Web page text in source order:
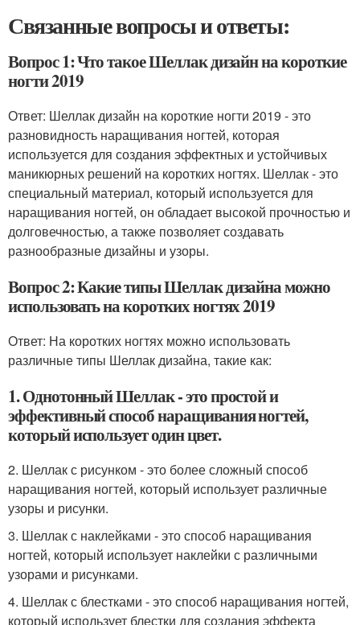
Связанные вопросы и ответы:
Вопрос 1: Что такое Шеллак дизайн на короткие
ногти 2019
Ответ: Шеллак дизайн на короткие ногти 2019 - это
разновидность наращивания ногтей, которая
используется для создания эффектных и устойчивых
маникюрных решений на коротких ногтях. Шеллак - это
специальный материал, который используется для
наращивания ногтей, он обладает высокой прочностью и
долговечностью, а также позволяет создавать
разнообразные дизайны и узоры.
Вопрос 2: Какие типы Шеллак дизайна можно
использовать на коротких ногтях 2019
Ответ: На коротких ногтях можно использовать
различные типы Шеллак дизайна, такие как:
1. Однотонный Шеллак - это простой и
эффективный способ наращивания ногтей,
который использует один цвет.
2. Шеллак с рисунком - это более сложный способ
наращивания ногтей, который использует различные
узоры и рисунки.
3. Шеллак с наклейками - это способ наращивания
ногтей, который использует наклейки с различными
узорами и рисунками.
4. Шеллак с блестками - это способ наращивания ногтей,
который использует блестки для создания эффекта